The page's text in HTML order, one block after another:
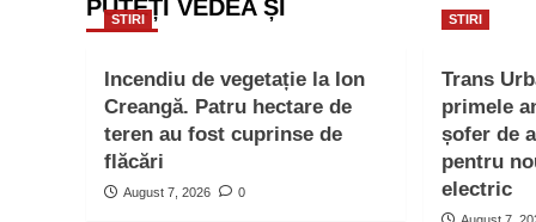
PUTEȚI VEDEA ȘI
STIRI
Incendiu de vegetație la Ion
Creangă. Patru hectare de
teren au fost cuprinse de
flăcări
August 7, 2026 0
STIRI
Trans
primele
șofer de
pentru
electric